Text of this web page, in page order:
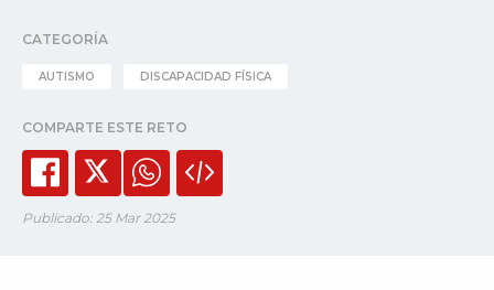
CATEGORÍA
AUTISMO DISCAPACIDAD FÍSICA
COMPARTE ESTE RETO
Publicado: 25 Mar 2025